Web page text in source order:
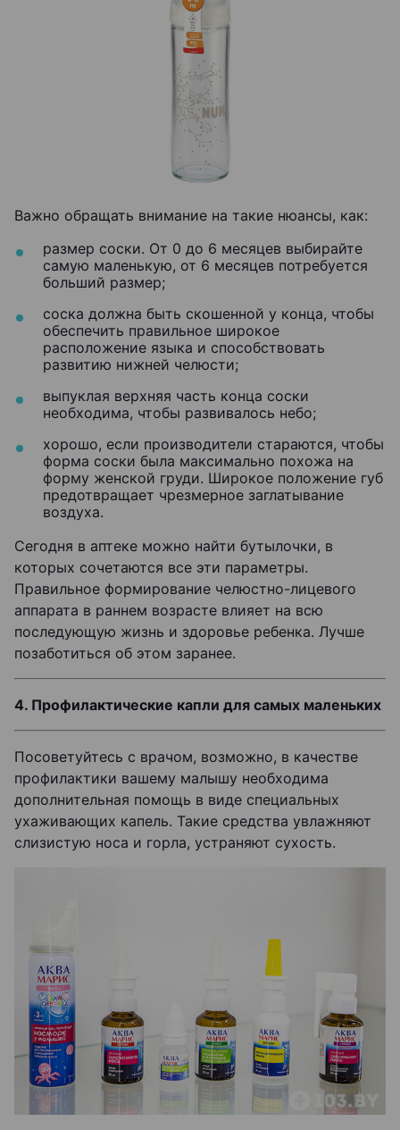
Важно обращать внимание на такие нюансы, как:
размер соски. От 0 до 6 месяцев выбирайте
самую маленькую, от 6 месяцев потребуется
больший размер;
соска должна быть скошенной у конца, чтобы
обеспечить правильное широкое
расположение языка и способствовать
развитию нижней челюсти;
выпуклая верхняя часть конца соски
необходима, чтобы развивалось небо;
хорошо, если производители стараются, чтобы
форма соски была максимально похожа на
форму женской груди. Широкое положение губ
предотвращает чрезмерное заглатывание
воздуха.
Сегодня в аптеке можно найти бутылочки, в
которых сочетаются все эти параметры.
Правильное формирование челюстно-лицевого
аппарата в раннем возрасте влияет на всю
последующую жизнь и здоровье ребенка. Лучше
позаботиться об этом заранее.
4. Профилактические капли для самых маленьких
Посоветуйтесь с врачом, возможно, в качестве
профилактики вашему малышу необходима
дополнительная помощь в виде специальных
ухаживающих капель. Такие средства увлажняют
слизистую носа и горла, устраняют сухость.